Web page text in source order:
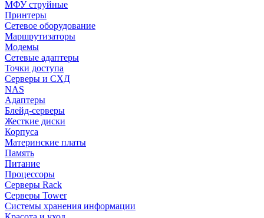
МФУ струйные
Принтеры
Сетевое оборудование
Маршрутизаторы
Модемы
Сетевые адаптеры
Точки доступа
Серверы и СХД
NAS
Адаптеры
Блейд-серверы
Жесткие диски
Корпуса
Материнские платы
Память
Питание
Процессоры
Серверы Rack
Серверы Tower
Системы хранения информации